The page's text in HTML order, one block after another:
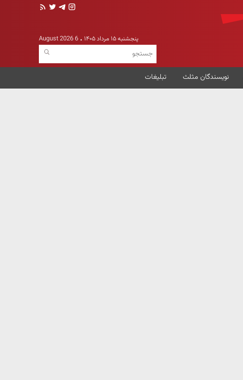
پنجشنبه ۱۵ مرداد ۱۴۰۵ 6 August 2026
نویسندگان مثلث تبلیغات